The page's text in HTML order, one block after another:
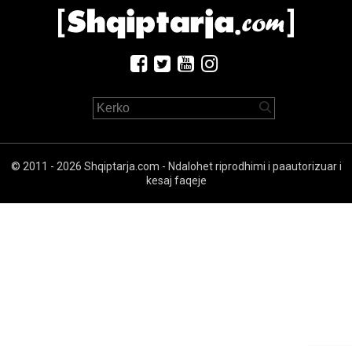
© 2011 - 2026 Shqiptarja.com - Ndalohet riprodhimi i paautorizuar i
kesaj faqeje